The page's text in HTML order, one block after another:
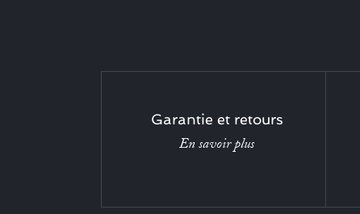
Garantie et retours
En savoir plus